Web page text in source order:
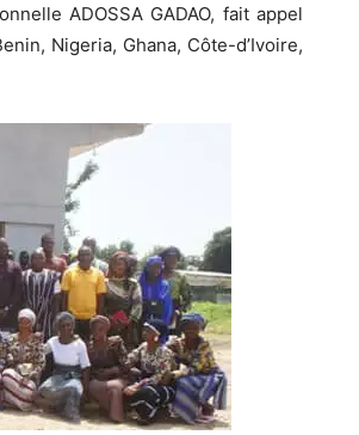
ADOSSA GADAO, fait appel
Nigeria, Ghana, Côte-d’Ivoire,